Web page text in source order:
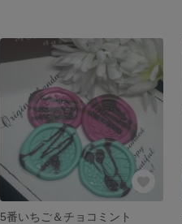
5番いちご＆チョコミント